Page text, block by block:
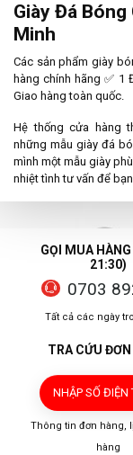
Giày Đá Bóng
Minh
Các sản phẩm giày
hàng chính hãng ✅ 1
Giao hàng toàn quốc.
Hệ thống cửa hàng
những mẫu giày đá
mình một mẫu giày
nhiệt tình tư vấn để
GỌI MUA
21:30)
0703
Tất cả các ngày
TRA CỨU ĐƠN
NHẬP SỐ ĐIỆN
Thông tin đơn hàng,
hàng